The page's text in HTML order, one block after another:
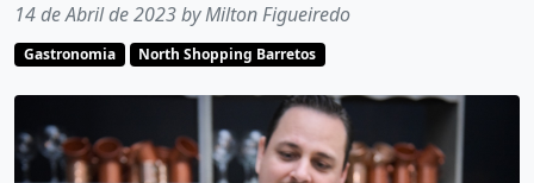
14 de Abril de 2023 by Milton Figueiredo
Gastronomia North Shopping Barretos